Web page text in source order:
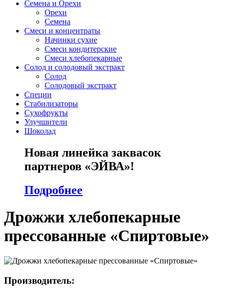
Семена и Орехи
Орехи
Семена
Смеси и концентраты
Начинки сухие
Смеси кондитерские
Смеси хлебопекарные
Солод и солодовый экстракт
Солод
Солодовый экстракт
Специи
Стабилизаторы
Сухофрукты
Улучшители
Шоколад
Новая линейка заквасок
партнеров «ЭЙВА»!
Подробнее
Дрожжи хлебопекарные
прессованные «Спиртовые»
Производитель: